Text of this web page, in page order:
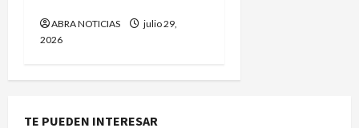
ABRA NOTICIAS
julio 29,
2026
TE PUEDEN INTERESAR